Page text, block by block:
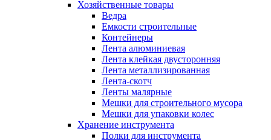
Хозяйственные товары
Ведра
Емкости строительные
Контейнеры
Лента алюминиевая
Лента клейкая двусторонняя
Лента металлизированная
Лента-скотч
Ленты малярные
Мешки для строительного мусора
Мешки для упаковки колес
Хранение инструмента
Полки для инструмента